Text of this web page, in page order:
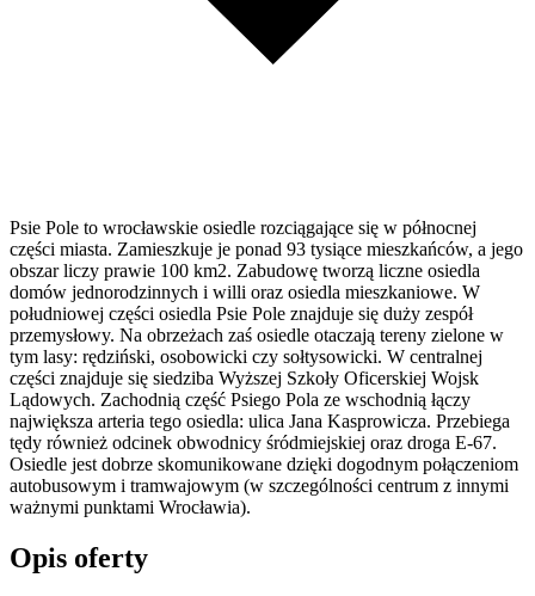
Psie Pole to wrocławskie osiedle rozciągające się w północnej
części miasta. Zamieszkuje je ponad 93 tysiące mieszkańców, a jego
obszar liczy prawie 100 km2. Zabudowę tworzą liczne osiedla
domów jednorodzinnych i willi oraz osiedla mieszkaniowe. W
południowej części osiedla Psie Pole znajduje się duży zespół
przemysłowy. Na obrzeżach zaś osiedle otaczają tereny zielone w
tym lasy: rędziński, osobowicki czy sołtysowicki. W centralnej
części znajduje się siedziba Wyższej Szkoły Oficerskiej Wojsk
Lądowych. Zachodnią część Psiego Pola ze wschodnią łączy
największa arteria tego osiedla: ulica Jana Kasprowicza. Przebiega
tędy również odcinek obwodnicy śródmiejskiej oraz droga E-67.
Osiedle jest dobrze skomunikowane dzięki dogodnym połączeniom
autobusowym i tramwajowym (w szczególności centrum z innymi
ważnymi punktami Wrocławia).
Opis oferty